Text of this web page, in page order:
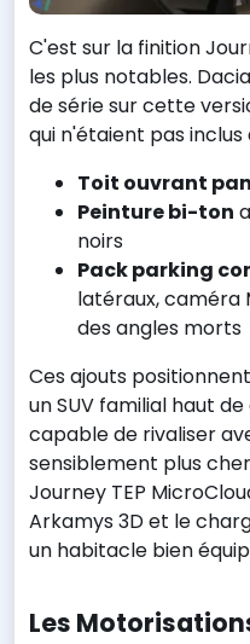
C'est sur la finition
les plus notables.
de série sur cette
qui n'étaient pas
Toit ouvrant
Peinture bi-ton
noirs
Pack parking
latéraux, caméra
des angles morts
Ces ajouts
un SUV familial haut
capable de rivaliser
sensiblement plus
Journey TEP
Arkamys 3D et le
un habitacle bien
Les